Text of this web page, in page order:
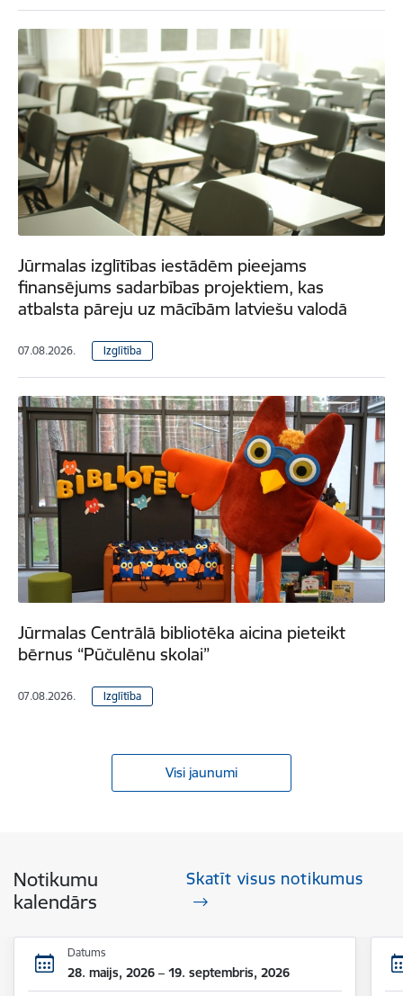
Jūrmalas izglītības iestādēm pieejams
finansējums sadarbības projektiem, kas
atbalsta pāreju uz mācībām latviešu valodā
07.08.2026. Izglītība
Jūrmalas Centrālā bibliotēka aicina pieteikt
bērnus “Pūčulēnu skolai”
07.08.2026. Izglītība
Visi jaunumi
Notikumu
kalendārs
Skatīt visus notikumus
Datums
28. maijs, 2026 – 19. septembris, 2026